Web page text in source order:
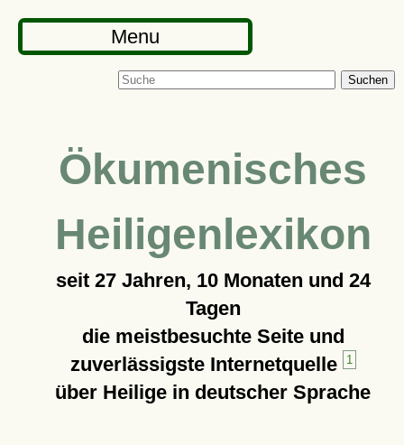
Menu
Suchen
Ökumenisches
Heiligenlexikon
seit 27 Jahren, 10 Monaten und 24
Tagen
die meistbesuchte Seite und
zuverlässigste Internetquelle
1
über Heilige in deutscher Sprache